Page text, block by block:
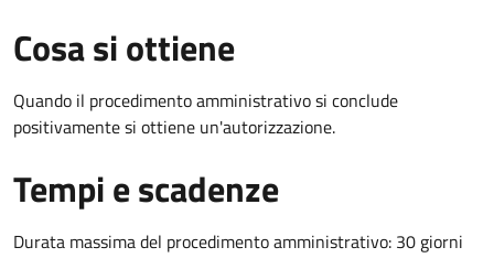
Cosa si ottiene
Quando il procedimento amministrativo si conclude
positivamente si ottiene un'autorizzazione.
Tempi e scadenze
Durata massima del procedimento amministrativo: 30 giorni